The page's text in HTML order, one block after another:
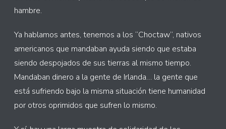
hambre.
Ya hablamos antes, tenemos a los “Choctaw”, nativos
americanos que mandaban ayuda siendo que estaba
siendo despojados de sus tierras al mismo tiempo.
Mandaban dinero a la gente de Irlanda… la gente que
está sufriendo bajo la misma situación tiene humanidad
por otros oprimidos que sufren lo mismo.